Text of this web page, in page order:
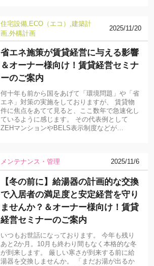
住宅設備 ECO（エコ）
建築計
画 外構計画
2025/11/20
省エネ施策が賃貸経営に与える影響
＆オーナー様向け！賃貸経営セミナ
ーのご案内
何十年も前から国をあげて「環境問題」や「省
エネ」対策の実施をしておりますが、 賃貸物
件に焦点をあてて見ると、ここ数年で急速化し
ているように感じます。 その代表例として
ZEHマンションやBELS表示制度などが…
メンテナンス・管理 2025/11/6
【冬の前に】給湯器の計画的な交換
で入居者の満足度と安定経営を守り
ませんか？＆オーナー様向け！賃貸
経営セミナーのご案内
いつもお世話になっております。 今年も残り
あと2か月。10月も終わり間もなく本格的な冬
が到来します。 厳しい寒さが到来する前に給
湯器を交換しませんか。 「まだお湯が出るか